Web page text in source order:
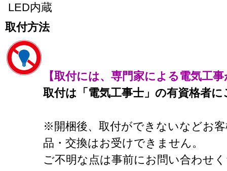
LED内蔵
取付方法
【取付には、専門家による電気工
取付は「電気工事士」の有資格者
※開梱後、取付ができないなどお
品・交換はお受けできません。
ご不明な点は事前にお問い合わせ